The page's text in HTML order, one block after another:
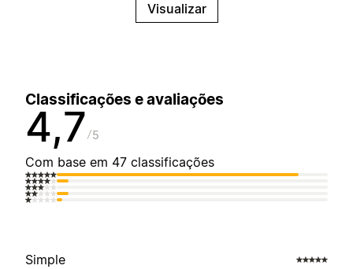
Visualizar
Classificações e avaliações
4,7 5
Com base em 47 classificações
Simple